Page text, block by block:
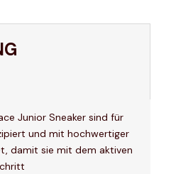
Junior Sneaker sind für
und mit hochwertiger
damit sie mit dem aktiven